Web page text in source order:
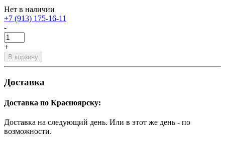
Нет в наличии
+7 (913) 175-16-11
-
+
В корзину
Доставка
Доставка по Красноярску:
Доставка на следующий день. Или в этот же день - по
возможности.